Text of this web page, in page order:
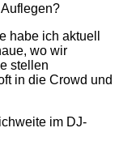
habe ich aktuell
wo wir
stellen
in die Crowd und
im DJ-